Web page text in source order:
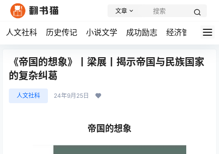
人文社科 历史传记 小说文学 成功励志 经济管理 学
文章
《帝国的想象》丨梁展丨揭示帝国与民族国家
的复杂纠葛
人文社科 24年9月25日
帝国的想象